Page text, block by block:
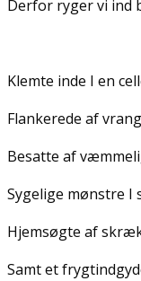
Derfor ryger vi ind
Klemte inde I en
Flankerede af
Besatte af
Sygelige mønstre I
Hjemsøgte af
Samt et